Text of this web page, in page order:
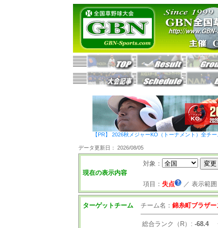
【PR】 2026秋メジャーKO（トーナメント）全チ
データ更新日： 2026/08/05
現在の表示内容
対象：
項目： 失点 ／ 表示範囲
ターゲットチーム チーム名： 錦糸町ブラザー
総合ランク（R）: -68.4